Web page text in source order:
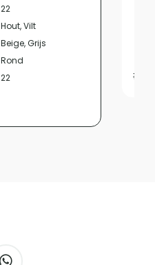
22
Hout, Vilt
Beige, Grijs
Rond
22 17,95